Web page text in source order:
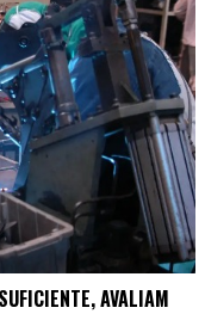
AVALIAM